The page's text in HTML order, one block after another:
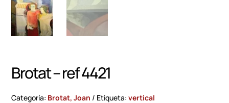
Brotat – ref 4421
Categoría: Brotat, Joan Etiqueta:vertical